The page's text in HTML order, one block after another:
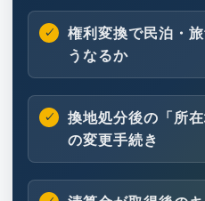
権利変換で民泊・
うなるか
換地処分後の「所
の変更手続き